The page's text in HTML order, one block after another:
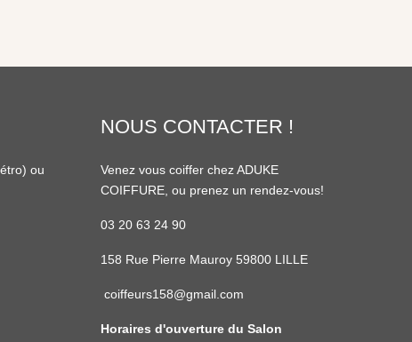
) ou
NOUS CONTACTER !
Venez vous coiffer chez ADUKE
COIFFURE, ou prenez un rendez-vous!
03 20 63 24 90
158 Rue Pierre Mauroy 59800 LILLE
coiffeurs158@gmail.com
Horaires d'ouverture du Salon